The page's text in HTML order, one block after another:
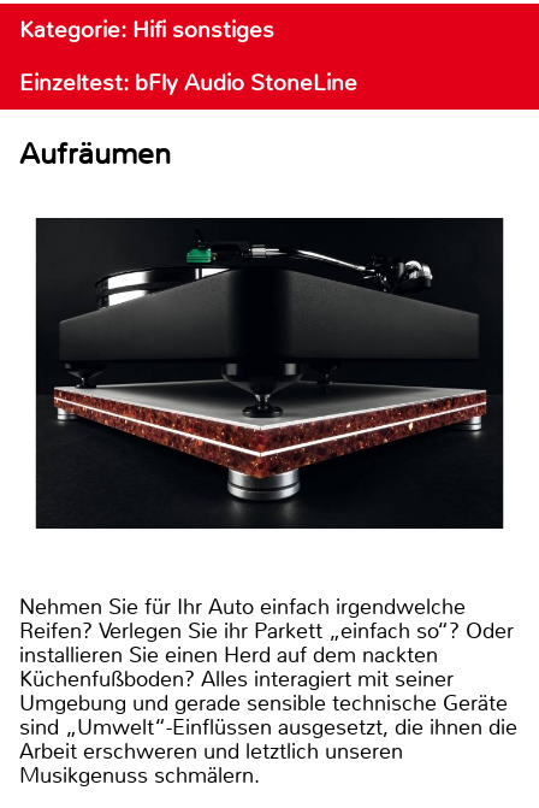
Kategorie: Hifi sonstiges
Einzeltest: bFly Audio StoneLine
Aufräumen
Nehmen Sie für Ihr Auto einfach irgendwelche
Reifen? Verlegen Sie ihr Parkett „einfach so“? Oder
installieren Sie einen Herd auf dem nackten
Küchenfußboden? Alles interagiert mit seiner
Umgebung und gerade sensible technische Geräte
sind „Umwelt“-Einflüssen ausgesetzt, die ihnen die
Arbeit erschweren und letztlich unseren
Musikgenuss schmälern.